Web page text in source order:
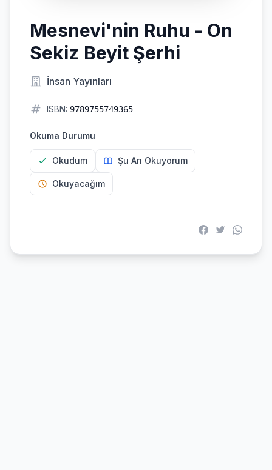
Mesnevi'nin Ruhu - On
Sekiz Beyit Şerhi
İnsan Yayınları
ISBN: 9789755749365
Okuma Durumu
Okudum Şu An Okuyorum
Okuyacağım